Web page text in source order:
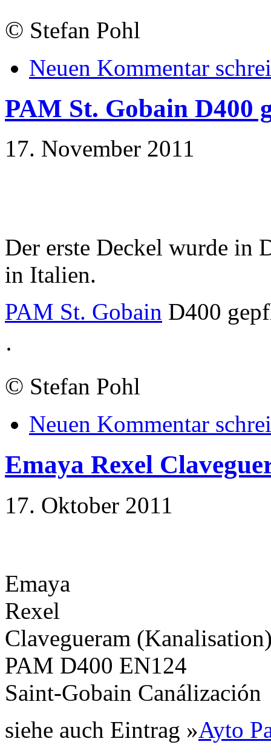
© Stefan Pohl
Neuen Kommentar
PAM St. Gobain D400
17. November 2011
Der erste Deckel wurde in
in Italien.
PAM St. Gobain D400
·
© Stefan Pohl
Neuen Kommentar
Emaya Rexel
17. Oktober 2011
Emaya
Rexel
Clavegueram
PAM D400 EN124
Saint-Gobain Canálización
siehe auch Eintrag »Ayto